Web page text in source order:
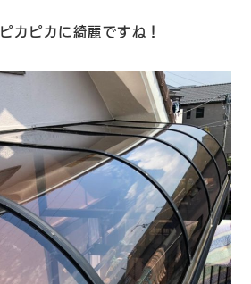
カピカに綺麗ですね！